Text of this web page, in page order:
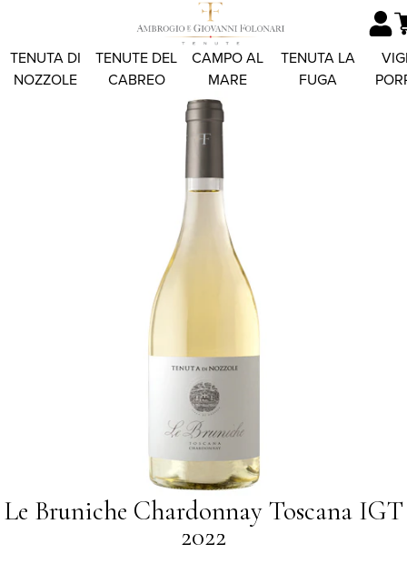
TENUTA DI
NOZZOLE
TENUTE DEL
CABREO
CAMPO AL
MARE
TENUTA LA
FUGA
Le Bruniche Chardonnay Toscana IGT
2022